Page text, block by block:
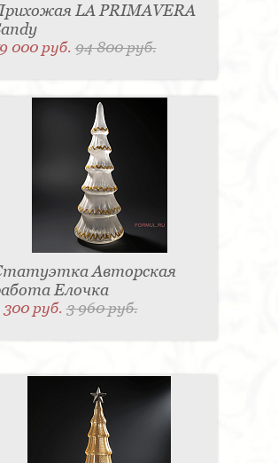
LA PRIMAVERA
000 руб.94 800 руб.
Авторская
Елочка
300 руб.3 960 руб.